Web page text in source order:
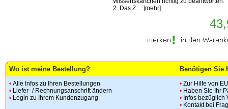
2. Das Z ... [mehr]
Wo ist meine Bestellung? Benötigen Sie
• Alle Infos zu Ihren Bestellungen
• Liefer- / Rechnungsanschrift ändern
• Login zu Ihrem Kundenzugang
• Zur Hilfe von
• Haben Sie Ihr
• Infos bezüglich
• Kontakt bei